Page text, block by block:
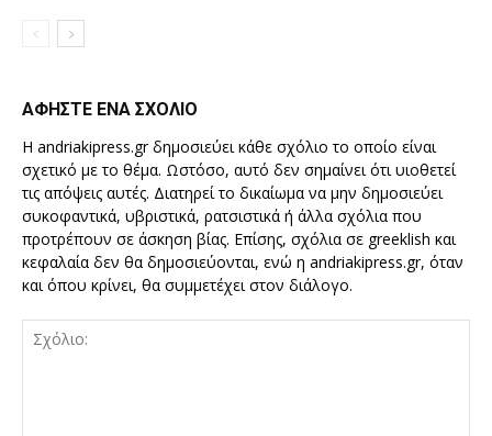
ΑΦΗΣΤΕ ΕΝΑ ΣΧΟΛΙΟ
Η andriakipress.gr δημοσιεύει κάθε σχόλιο το οποίο είναι
σχετικό με το θέμα. Ωστόσο, αυτό δεν σημαίνει ότι υιοθετεί
τις απόψεις αυτές. Διατηρεί το δικαίωμα να μην δημοσιεύει
συκοφαντικά, υβριστικά, ρατσιστικά ή άλλα σχόλια που
προτρέπουν σε άσκηση βίας. Επίσης, σχόλια σε greeklish και
κεφαλαία δεν θα δημοσιεύονται, ενώ η andriakipress.gr, όταν
και όπου κρίνει, θα συμμετέχει στον διάλογο.